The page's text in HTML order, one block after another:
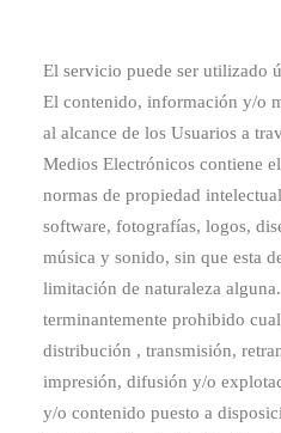
El servicio puede ser utilizado
El contenido, información y/o
al alcance de los Usuarios a
Medios Electrónicos contiene
normas de propiedad
software, fotografías, logos,
música y sonido, sin que esta
limitación de naturaleza
terminantemente prohibido
distribución , transmisión,
impresión, difusión y/o
y/o contenido puesto a